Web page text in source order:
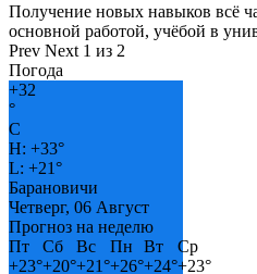
Получение новых навыков всё
основной работой, учёбой в
Prev Next 1 из 2
Погода
+32
°
C
H: +33°
L: +21°
Барановичи
Четверг, 06 Август
Прогноз на неделю
Пт
Сб Вс Пн Вт
Ср
+23°+20°+21°+26°+24°+23°